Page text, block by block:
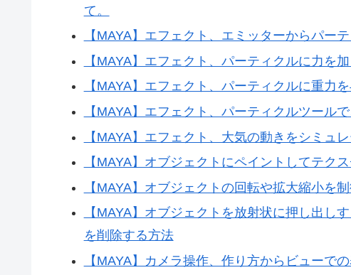
て。
【MAYA】エフェクト、エミッターからパー
【MAYA】エフェクト、パーティクルに力を
【MAYA】エフェクト、パーティクルに重力
【MAYA】エフェクト、パーティクルツール
【MAYA】エフェクト、大気の動きをシミュ
【MAYA】オブジェクトにペイントしてテク
【MAYA】オブジェクトの回転や拡大縮小を
【MAYA】オブジェクトを放射状に押し出し
を削除する方法
【MAYA】カメラ操作、作り方からビューで